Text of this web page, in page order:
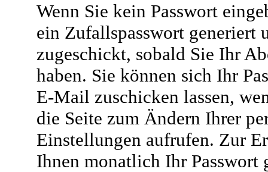
Wenn Sie kein Passwort
ein Zufallspasswort generiert
zugeschickt, sobald Sie Ihr
haben. Sie können sich Ihr
E-Mail zuschicken lassen,
die Seite zum Ändern Ihrer
Einstellungen aufrufen. Zur
Ihnen monatlich Ihr Passwort